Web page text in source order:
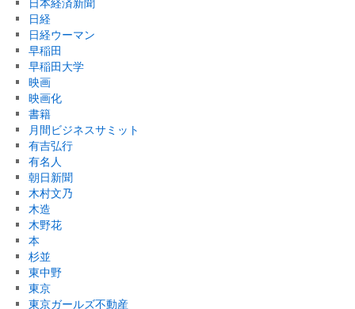
日経
日経ウーマン
早稲田
早稲田大学
映画
映画化
書籍
月間ビジネスサミット
有吉弘行
有名人
朝日新聞
木村文乃
木造
木野花
本
杉並
東中野
東京
東京ガールズ不動産